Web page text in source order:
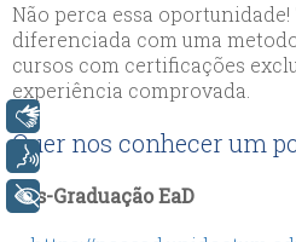
Não perca essa
diferenciada com uma
cursos com certificações
experiência comprovada.
Quer nos conhecer um
Pós-Graduação EaD
Voz
+ Acessibilidade